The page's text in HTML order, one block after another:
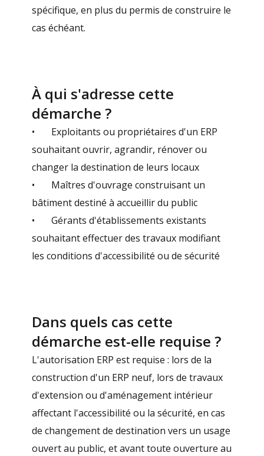
spécifique, en plus du permis de construire le
cas échéant.
À qui s'adresse cette
démarche ?
• Exploitants ou propriétaires d'un ERP
souhaitant ouvrir, agrandir, rénover ou
changer la destination de leurs locaux
• Maîtres d'ouvrage construisant un
bâtiment destiné à accueillir du public
• Gérants d'établissements existants
souhaitant effectuer des travaux modifiant
les conditions d'accessibilité ou de sécurité
Dans quels cas cette
démarche est-elle requise ?
L'autorisation ERP est requise : lors de la
construction d'un ERP neuf, lors de travaux
d'extension ou d'aménagement intérieur
affectant l'accessibilité ou la sécurité, en cas
de changement de destination vers un usage
ouvert au public, et avant toute ouverture au